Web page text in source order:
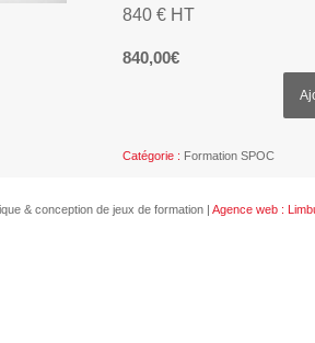
840 € HT
840,00€
Catégorie : Formation SPOC
& conception de jeux de formation | Agence web :